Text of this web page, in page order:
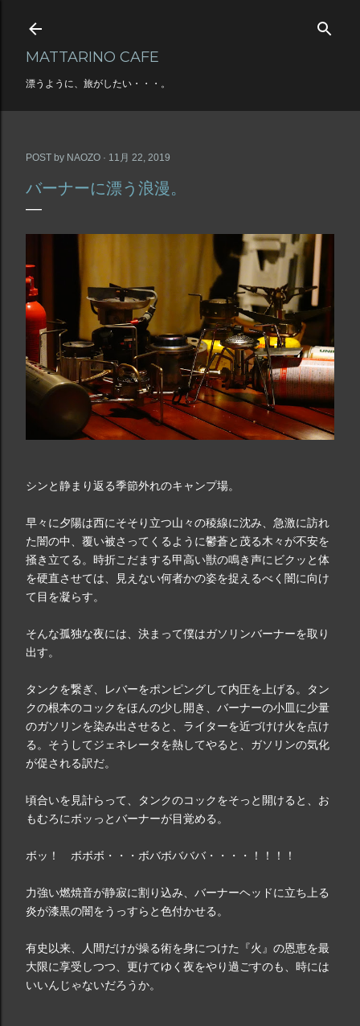
スキップしてメイン コンテンツに移動
MATTARINO CAFE
漂うように、旅がしたい・・・。
POST by NAOZO 11月 22, 2019
バーナーに漂う浪漫。
シンと静まり返る季節外れのキャンプ場。
早々に夕陽は西にそそり立つ山々の稜線に沈み、急激に訪れ
た闇の中、覆い被さってくるように鬱蒼と茂る木々が不安を
掻き立てる。時折こだまする甲高い獣の鳴き声にビクッと体
を硬直させては、見えない何者かの姿を捉えるべく闇に向け
て目を凝らす。
そんな孤独な夜には、決まって僕はガソリンバーナーを取り
出す。
タンクを繋ぎ、レバーをポンピングして内圧を上げる。タン
クの根本のコックをほんの少し開き、バーナーの小皿に少量
のガソリンを染み出させると、ライターを近づけけ火を点け
る。そうしてジェネレータを熱してやると、ガソリンの気化
が促される訳だ。
頃合いを見計らって、タンクのコックをそっと開けると、お
もむろにボッっとバーナーが目覚める。
ボッ！ ボボボ・・・ボバボバババ・・・・！！！！
力強い燃焼音が静寂に割り込み、バーナーヘッドに立ち上る
炎が漆黒の闇をうっすらと色付かせる。
有史以来、人間だけが操る術を身につけた『火』の恩恵を最
大限に享受しつつ、更けてゆく夜をやり過ごすのも、時には
いいんじゃないだろうか。